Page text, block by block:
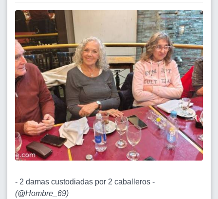
- 2 damas custodiadas por 2 caballeros -
(@Hombre_69)